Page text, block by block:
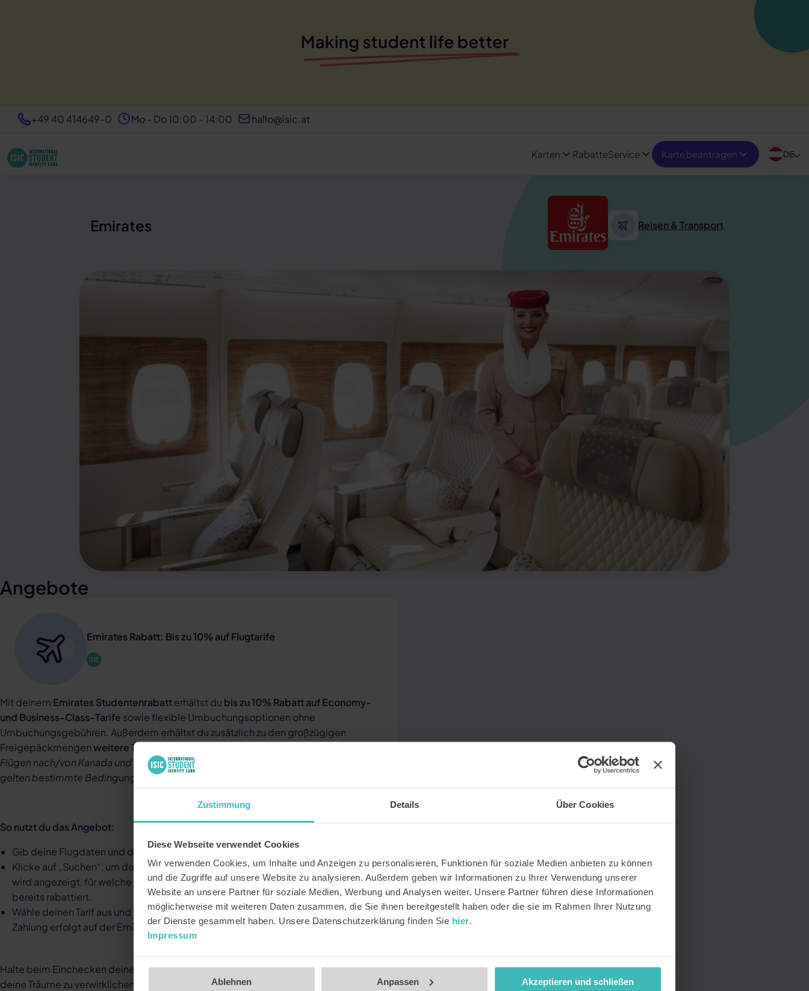
Zustimmung Details Über Cookies
Diese Webseite verwendet Cookies
Wir verwenden Cookies, um Inhalte und Anzeigen zu personalisieren, Funktionen für soziale Medien anbieten zu können
und die Zugriffe auf unsere Website zu analysieren. Außerdem geben wir Informationen zu Ihrer Verwendung unserer
Website an unsere Partner für soziale Medien, Werbung und Analysen weiter. Unsere Partner führen diese Informationen
möglicherweise mit weiteren Daten zusammen, die Sie ihnen bereitgestellt haben oder die sie im Rahmen Ihrer Nutzung
der Dienste gesammelt haben. Unsere Datenschutzerklärung finden Sie hier.
Impressum
Ablehnen Anpassen Akzeptieren und schließen
Karten Rabatte Karte beantragen
Service DE
+49 40 414649-0 Mo - Do 10:00 - 14:00 hallo@isic.at
Reisen & Transport
Emirates
Angebote
Emirates Rabatt: Bis zu 10% auf Flugtarife
Mit deinem Emirates Studentenrabatterhältst du bis zu 10% Rabatt auf Economy-
und Business-Class-Tarife sowie flexible Umbuchungsoptionen ohne
Umbuchungsgebühren. Außerdem erhältst du zusätzlich zu den großzügigen
Freigepäckmengenweitere 10kg Gepäck oder ein zusätzliches Gepäckstück
Flügen nach/von Kanada und den USA gelten die normalen Freigepäckgrenzen. Es
gelten bestimmte Bedingungen.
So nutzt du das Angebot:
Gib deine Flugdaten und den Rabattcode in das Feld „Angebotscode“ ein.
Klicke auf „Suchen“, um deinen gewünschten Flug zu buchen. Auf der Website
wird angezeigt, für welche Tarife der Rabatt gilt. Die angezeigten Preise sind
bereits rabattiert.
Wähle deinen Tarif aus und schließe den üblichen Buchungsvorgang ab. Die
Zahlung erfolgt auf der Emirates-Website.
Halte beim Einchecken deine gültige ISIC-Karte bereit und mach dich auf den Weg,
deine Träume zu verwirklichen.